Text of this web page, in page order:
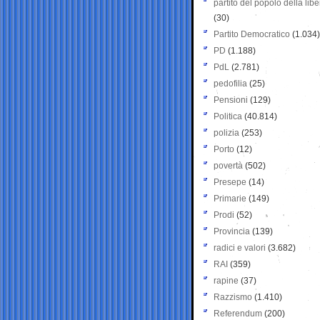
partito del popolo della
(30)
Partito Democratico (1.034)
PD (1.188)
PdL (2.781)
pedofilia (25)
Pensioni (129)
Politica (40.814)
polizia (253)
Porto (12)
povertà (502)
Presepe (14)
Primarie (149)
Prodi (52)
Provincia (139)
radici e valori (3.682)
RAI (359)
rapine (37)
Razzismo (1.410)
Referendum (200)